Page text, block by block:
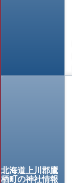
北海道上川郡鷹
栖町の神社情報